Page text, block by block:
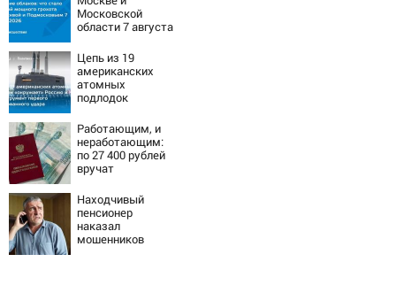
Московской
области 7 августа
Причины,
источник, откуда
был громкий
хлопок
Цепь из 19
американских
атомных
подлодок
Россию и Китай:
это инструмент
первого
массированного
удара
Работающим, и
неработающим:
по 27 400 рублей
вручат
сентябре -
PrimaMedia.ru
Находчивый
пенсионер
наказал
мошенников